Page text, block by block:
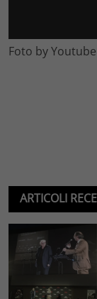
Foto by Youtube
ARTICOLI